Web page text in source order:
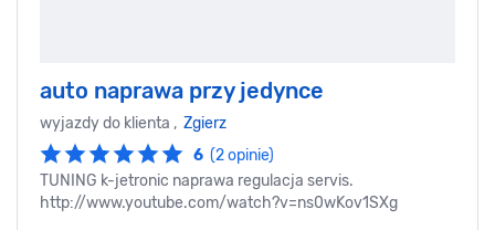
auto naprawa przy jedynce
wyjazdy do klienta , Zgierz
6 (2 opinie)
TUNING k-jetronic naprawa regulacja servis.
http://www.youtube.com/watch?v=ns0wKov1SXg